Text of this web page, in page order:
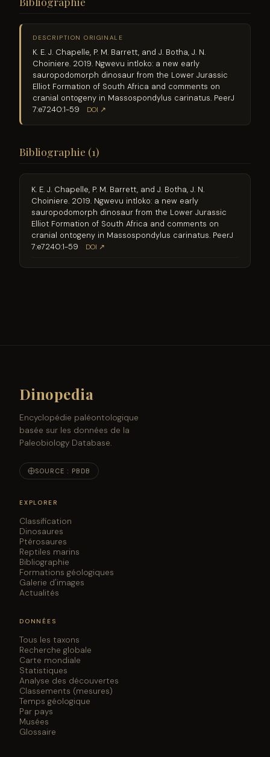
DESCRIPTION ORIGINALE
K. E. J. Chapelle, P. M. Barrett, and J. Botha, J. N.
Choiniere. 2019. Ngwevu intloko: a new early
sauropodomorph dinosaur from the Lower Jurassic
Elliot Formation of South Africa and comments on
cranial ontogeny in Massospondylus carinatus. PeerJ
7:e7240:1-59
DOI ↗
Bibliographie (1)
K. E. J. Chapelle, P. M. Barrett, and J. Botha, J. N.
Choiniere. 2019. Ngwevu intloko: a new early
sauropodomorph dinosaur from the Lower Jurassic
Elliot Formation of South Africa and comments on
cranial ontogeny in Massospondylus carinatus. PeerJ
7:e7240:1-59
DOI ↗
Dinopedia
Encyclopédie paléontologique
basée sur les données de la
Paleobiology Database.
SOURCE : PBDB
EXPLORER
Classification
Dinosaures
Ptérosaures
Reptiles marins
Bibliographie
Formations géologiques
Galerie d'images
Actualités
DONNÉES
Tous les taxons
Recherche globale
Carte mondiale
Statistiques
Analyse des découvertes
Classements (mesures)
Temps géologique
Par pays
Musées
Glossaire